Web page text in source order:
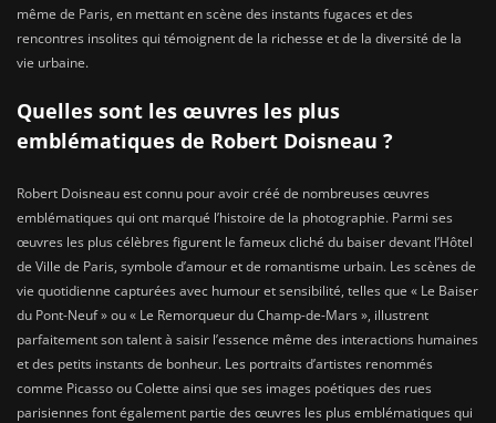
même de Paris, en mettant en scène des instants fugaces et des
rencontres insolites qui témoignent de la richesse et de la diversité de la
vie urbaine.
Quelles sont les œuvres les plus
emblématiques de Robert Doisneau ?
Robert Doisneau est connu pour avoir créé de nombreuses œuvres
emblématiques qui ont marqué l’histoire de la photographie. Parmi ses
œuvres les plus célèbres figurent le fameux cliché du baiser devant l’Hôtel
de Ville de Paris, symbole d’amour et de romantisme urbain. Les scènes de
vie quotidienne capturées avec humour et sensibilité, telles que « Le Baiser
du Pont-Neuf » ou « Le Remorqueur du Champ-de-Mars », illustrent
parfaitement son talent à saisir l’essence même des interactions humaines
et des petits instants de bonheur. Les portraits d’artistes renommés
comme Picasso ou Colette ainsi que ses images poétiques des rues
parisiennes font également partie des œuvres les plus emblématiques qui